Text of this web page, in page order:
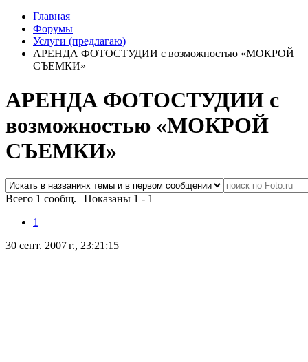
Главная
Форумы
Услуги (предлагаю)
АРЕНДА ФОТОСТУДИИ с возможностью «МОКРОЙ
СЪЕМКИ»
АРЕНДА ФОТОСТУДИИ с
возможностью «МОКРОЙ
СЪЕМКИ»
Всего 1 сообщ. | Показаны 1 - 1
1
30 сент. 2007 г., 23:21:15